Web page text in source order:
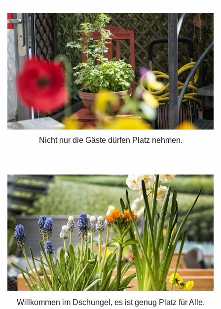
Nicht nur die Gäste dürfen Platz nehmen.
Willkommen im Dschungel, es ist genug Platz für Alle.